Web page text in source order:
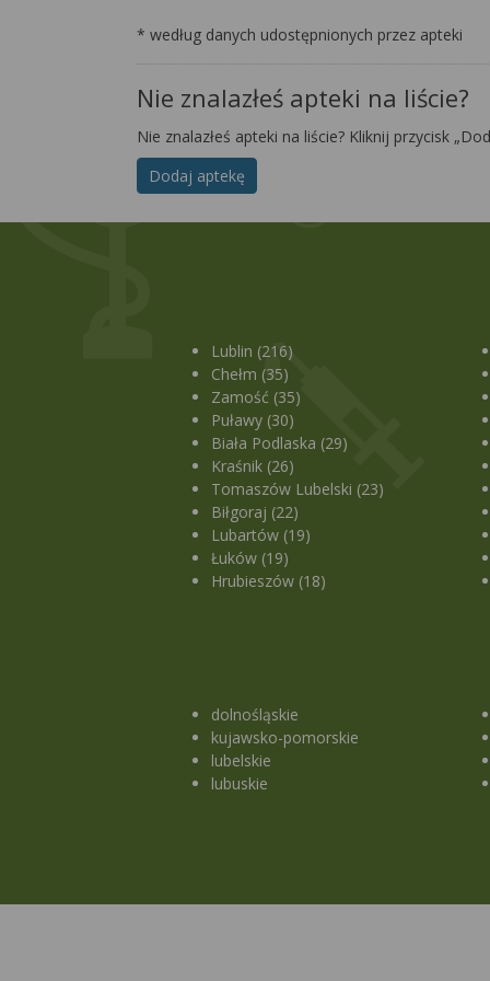
* według danych udostępnionych przez apteki
Nie znalazłeś apteki na liście?
Nie znalazłeś apteki na liście? Kliknij przycisk
Dodaj aptekę
Lublin (216)
Chełm (35)
Zamość (35)
Puławy (30)
Biała Podlaska (29)
Kraśnik (26)
Tomaszów Lubelski (23)
Biłgoraj (22)
Lubartów (19)
Łuków (19)
Hrubieszów (18)
dolnośląskie
kujawsko-pomorskie
lubelskie
lubuskie